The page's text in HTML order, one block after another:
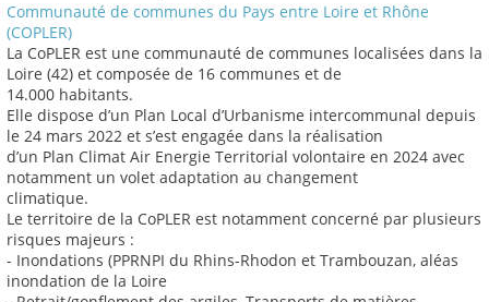
Communauté de communes du Pays entre Loire et Rhône
(COPLER)
La CoPLER est une communauté de communes localisées dans la
Loire (42) et composée de 16 communes et de
14.000 habitants.
Elle dispose d’un Plan Local d’Urbanisme intercommunal depuis
le 24 mars 2022 et s’est engagée dans la réalisation
d’un Plan Climat Air Energie Territorial volontaire en 2024 avec
notamment un volet adaptation au changement
climatique.
Le territoire de la CoPLER est notamment concerné par plusieurs
risques majeurs :
- Inondations (PPRNPI du Rhins-Rhodon et Trambouzan, aléas
inondation de la Loire